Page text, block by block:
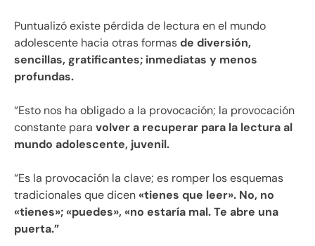
Puntualizó existe pérdida de lectura en el mundo
adolescente hacia otras formasde diversión,
sencillas, gratificantes; inmediatas y menos
profundas.
“Esto nos ha obligado a la provocación; la provocación
constante para volver a recuperar para la lectura al
mundo adolescente, juvenil.
“Es la provocación la clave; es romper los esquemas
tradicionales que dicen«tienes que leer». No, no
«tienes»; «puedes», «no estaría mal. Te abre una
puerta.”